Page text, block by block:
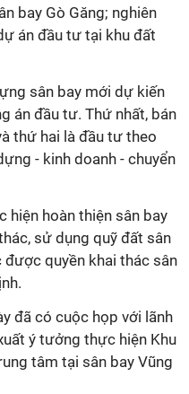
bay Gò Găng; nghiên
án đầu tư tại khu đất
sân bay mới dự kiến
án đầu tư. Thứ nhất, bán
thứ hai là đầu tư theo
- kinh doanh - chuyển
hiện hoàn thiện sân bay
sử dụng quỹ đất sân
được quyền khai thác sân
đã có cuộc họp với lãnh
ý tưởng thực hiện Khu
tâm tại sân bay Vũng